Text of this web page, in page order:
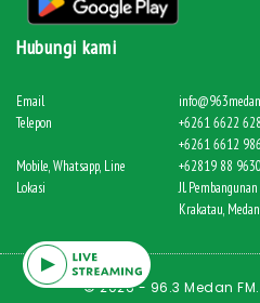
Hubungi kami
Email
Telepon
+6261 6622
+6261 6612
Mobile, Whatsapp, Line
+62819 88 9630
Lokasi
Jl.
Krakatau,
© 2026 - 96.3 Medan